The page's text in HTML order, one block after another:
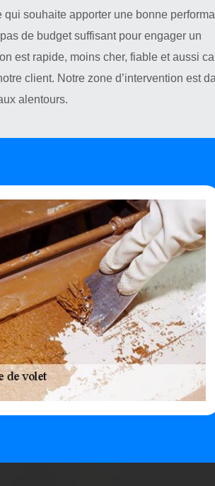
qui souhaite apporter une bonne
de budget suffisant pour engager un
est rapide, moins cher, fiable et aussi
client. Notre zone d’intervention est
alentours.